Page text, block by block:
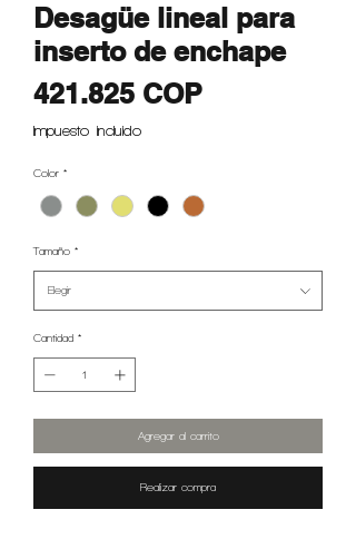
Desagüe lineal para
inserto de enchape
421.825 COPPrecio
Impuesto incluido
Color *
Tamaño *
Elegir
Cantidad *
Agregar al carrito
Realizar compra